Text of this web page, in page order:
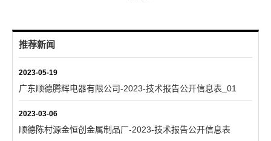
推荐新闻
2023-05-19
广东顺德腾辉电器有限公司-2023-技术报告公开信息表_01
2023-03-06
顺德陈村源金恒创金属制品厂-2023-技术报告公开信息表